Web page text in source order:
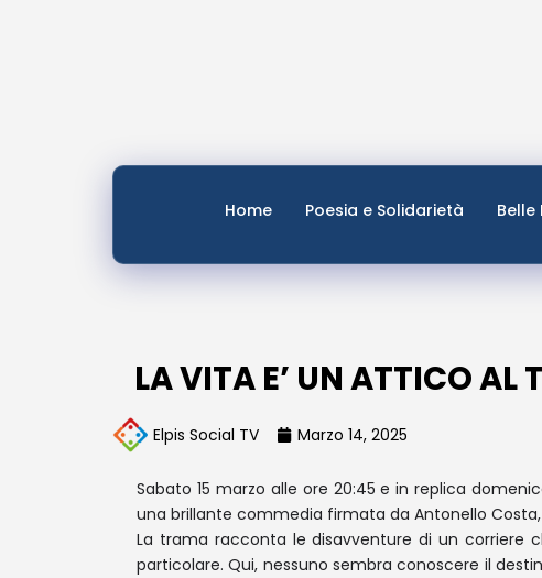
Home Poesia e Solidarietà Belle
LA VITA E’ UN ATTICO AL
Elpis Social TV Marzo 14, 2025
Sabato 15 marzo alle ore 20:45 e in replica
una brillante commedia firmata da Antonello
La trama racconta le disavventure di un corriere
particolare. Qui, nessuno sembra conoscere il